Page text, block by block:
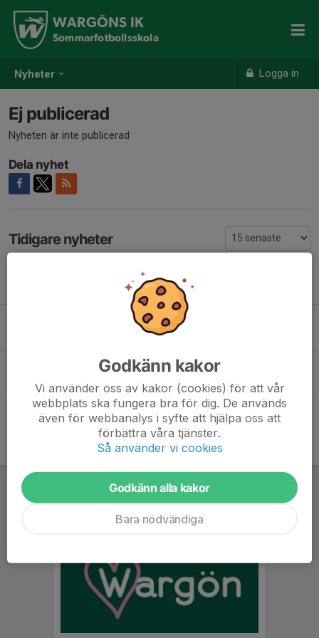
Nyheter Logga in
WARGÖNS IK
Sommarfotbollsskola
Ej publicerad
Nyheten är inte publicerad
Dela nyhet
Tidigare nyheter
Välkommen till Sommarfotbollsskolan 2026
1
WIK Sommarfotbollsskola 2026
TIFOSI Fotbollsskola 2022
1 jun 2022
Godkänn kakor
Vi använder oss av kakor (cookies) för att vår
webbplats ska fungera bra för dig. De används
även för webbanalys i syfte att hjälpa oss att
förbättra våra tjänster.
Så använder vi cookies
Godkänn alla kakor
Bara nödvändiga